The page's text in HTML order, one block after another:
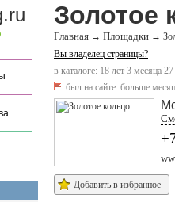
Золотое
Главная → Площадки →
Вы владелец страницы?
в каталоге: 18 лет 3 месяца
был на сайте: больше
Добавить в избранное